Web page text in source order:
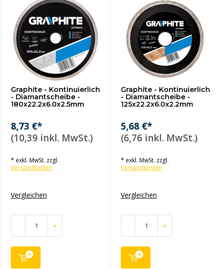
Graphite - Kontinuierlich
- Diamantscheibe -
180x22.2x6.0x2.5mm
8,73 €*
(10,39 inkl. MwSt.)
* exkl. MwSt. zzgl.
Versandkosten
Vergleichen
- +
Graphite - Kontinuierlich
- Diamantscheibe -
125x22.2x6.0x2.2mm
5,68 €*
(6,76 inkl. MwSt.)
* exkl. MwSt. zzgl.
Versandkosten
Vergleichen
- +